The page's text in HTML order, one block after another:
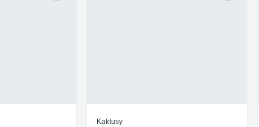
Kaktusy